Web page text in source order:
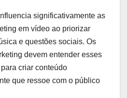
significativamente as
em vídeo ao priorizar
e questões sociais. Os
devem entender esses
criar conteúdo
que ressoe com o público